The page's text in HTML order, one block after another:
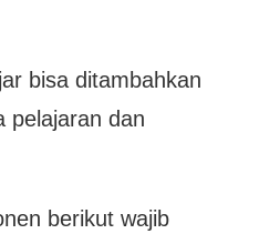
bisa ditambahkan
pelajaran dan
berikut wajib